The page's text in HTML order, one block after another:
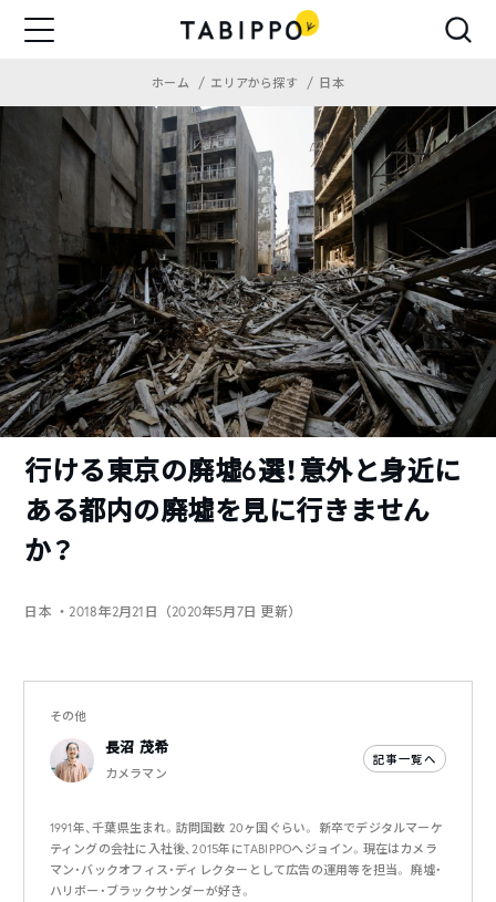
ホーム エリアから探す 日本
行ける東京の廃墟6選！意外と身近に
ある都内の廃墟を見に行きません
か？
日本 ・2018年2月21日（2020年5月7日 更新）
その他
長沼 茂希
カメラマン
記事一覧へ
1991年、千葉県生まれ。訪問国数 20ヶ国ぐらい。 新卒でデジタルマーケ
ティングの会社に入社後、2015年にTABIPPOへジョイン。現在はカメラ
マン・バックオフィス・ディレクターとして広告の運用等を担当。 廃墟・
ハリボー・ブラックサンダーが好き。